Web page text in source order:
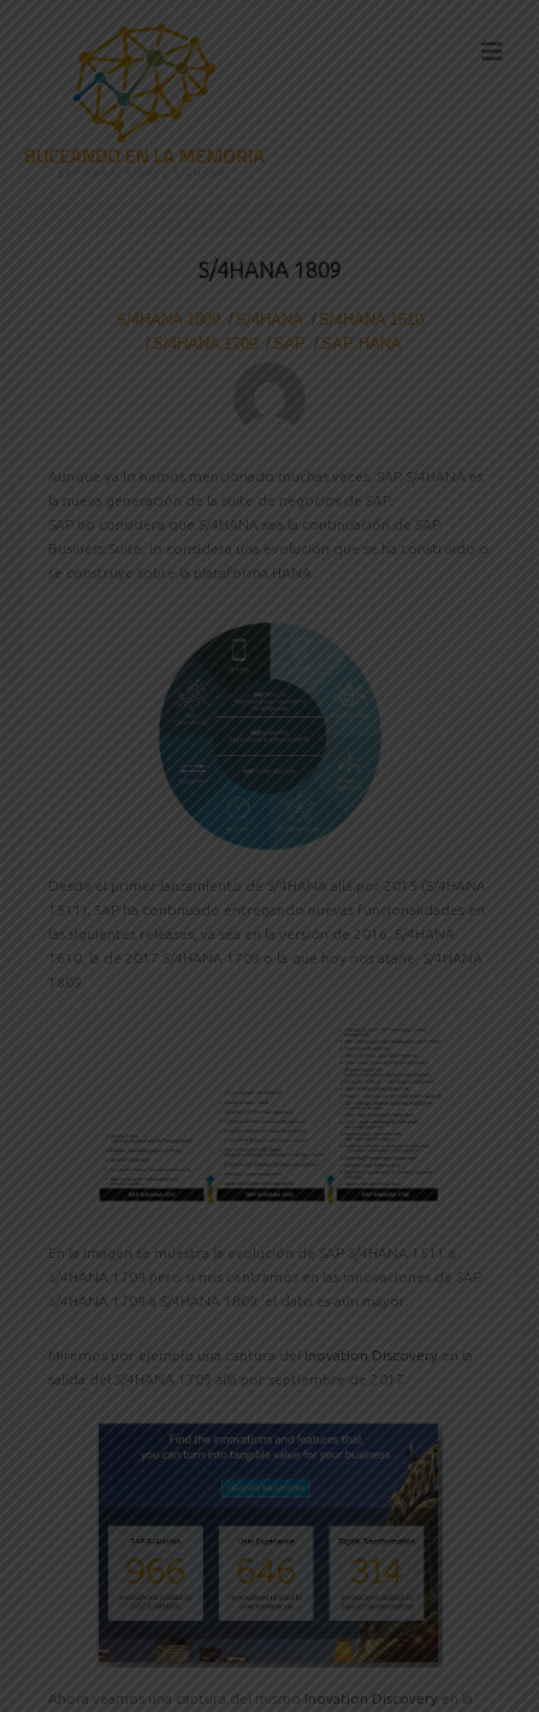
S/4HANA 1809
S/4HANA 1809 S/4HANA
S/4HANA 1610
S/4HANA 1709
SAP SAP HANA
Aunque ya lo hemos mencionado muchas veces, SAP S/4HANA es
la nueva generación de la suite de negocios de SAP.
SAP no considera que S/4HANA sea la continuación de SAP
Business Suite, lo considera una evolución que se ha construido o
se construye sobre la plataforma HANA.
Desde el primer lanzamiento de S/4HANA allá por 2015 (S/4HANA
1511), SAP ha continuado entregando nuevas funcionalidades en
las siguientes releases, ya sea en la versión de 2016, S/4HANA
1610, la de 2017 S/4HANA 1709 o la que hoy nos atañe, S/4HANA
1809.
En la imagen se muestra la evolución de SAP S/4HANA 1511 a
S/4HANA 1709 pero si nos centramos en las innovaciones de SAP
S/4HANA 1709 a S/4HANA 1809, el dato es aún mayor.
Miremos por ejemplo una captura del Inovation Discovery en la
salida del S/4HANA 1709 allá por septiembre de 2017.
Ahora veamos una captura del mismo Inovation Discovery en la